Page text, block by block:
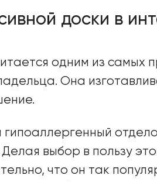
доски в
одним из
Она
выбор в пользу
что он так